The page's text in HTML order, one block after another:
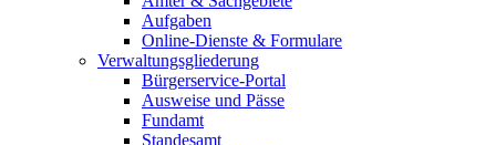
Aufgaben
Online-Dienste & Formulare
Verwaltungsgliederung
Bürgerservice-Portal
Ausweise und Pässe
Fundamt
Standesamt